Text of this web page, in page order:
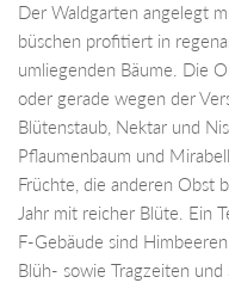
Der Waldgarten angelegt
büschen profitiert in
umliegenden Bäume. Die
oder gerade wegen der
Blütenstaub, Nektar und
Pflaumenbaum und
Früchte, die anderen Obst
Jahr mit reicher Blüte. Ein
F-Gebäude sind
Blüh- sowie Tragzeiten